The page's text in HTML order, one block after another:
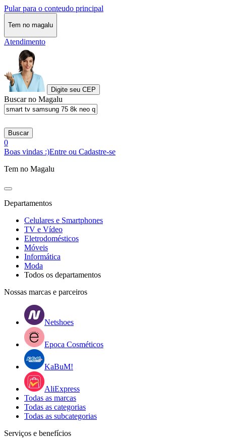
Pular para o conteudo principal
Tem no magalu
Atendimento
Digite seu CEP
Buscar no Magalu
Buscar
0
Boas vindas :)Entre ou Cadastre-se
Tem no Magalu
Departamentos
Celulares e Smartphones
TV e Vídeo
Eletrodomésticos
Móveis
Informática
Moda
Todos os departamentos
Nossas marcas e parceiros
Netshoes
Epoca Cosméticos
KaBuM!
AliExpress
Todas as marcas
Todas as categorias
Todas as subcategorias
Serviços e benefícios